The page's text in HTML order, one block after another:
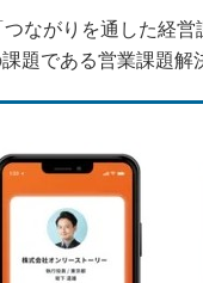
ながりを通した経営
題である営業課題解